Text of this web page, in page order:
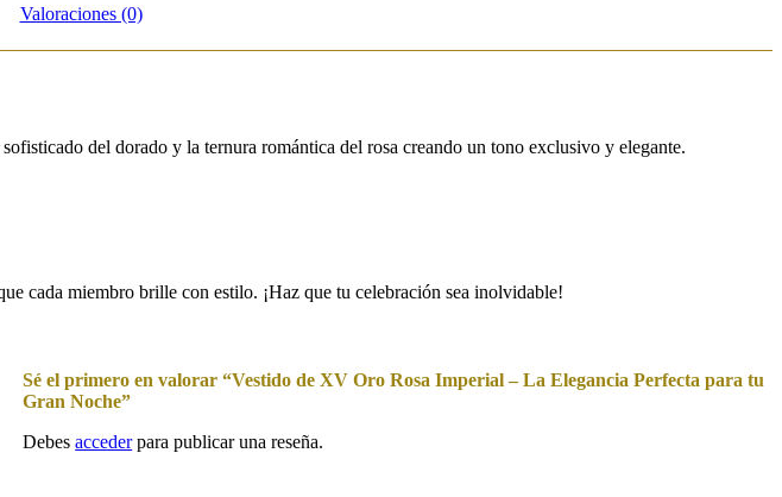
Valoraciones (0)
del dorado y la ternura romántica del rosa creando un tono exclusivo y elegante.
cada miembro brille con estilo. ¡Haz que tu celebración sea inolvidable!
Sé el primero en valorar “Vestido de XV Oro Rosa Imperial – La Elegancia Perfecta para tu
Gran Noche”
Debesaccederpara publicar una reseña.